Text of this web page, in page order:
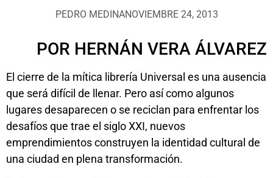
PEDRO MEDINANOVIEMBRE 24, 2013
POR HERNÁN VERA ÁLVAREZ
El cierre de la mítica librería Universal es una ausencia
que será difícil de llenar. Pero así como algunos
lugares desaparecen o se reciclan para enfrentar los
desafíos que trae el siglo XXI, nuevos
emprendimientos construyen la identidad cultural de
una ciudad en plena transformación.